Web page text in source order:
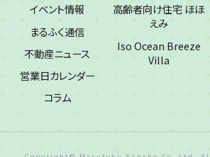
イベント情報
まるふく通信
不動産ニュース
営業日カレンダー
コラム
高齢者向け住宅 ほほ
えみ
Iso Ocean Breeze
Villa